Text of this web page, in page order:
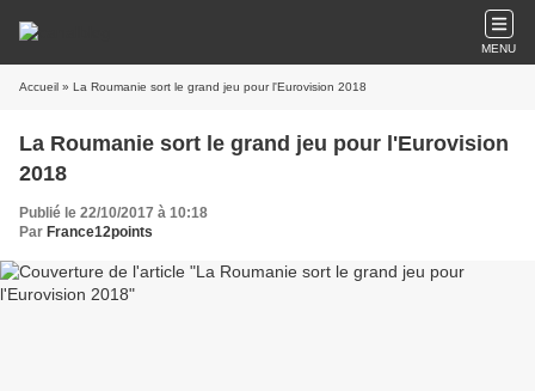
MENU
Accueil » La Roumanie sort le grand jeu pour l'Eurovision 2018
La Roumanie sort le grand jeu pour l'Eurovision
2018
Publié le 22/10/2017 à 10:18
Par France12points